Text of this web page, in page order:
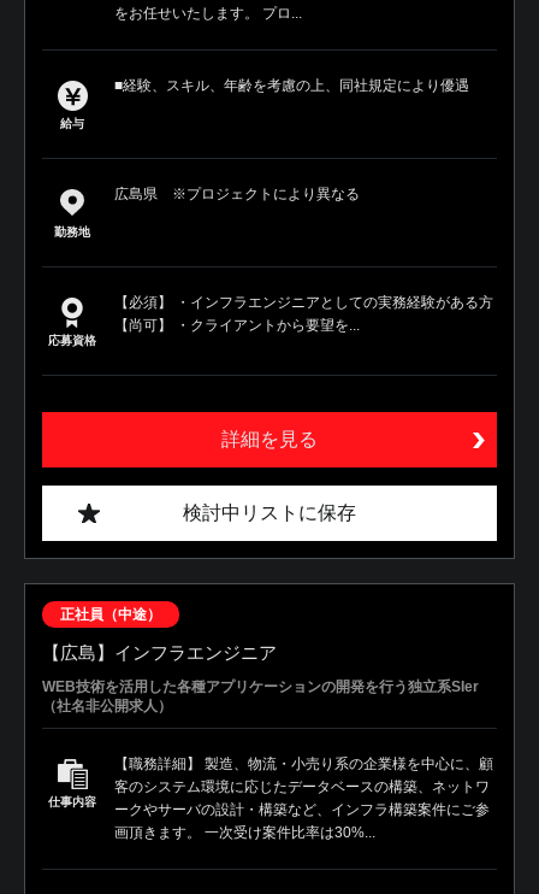
をお任せいたします。 プロ...
給与
■経験、スキル、年齢を考慮の上、同社規定により優遇
勤務地
広島県 ※プロジェクトにより異なる
応募資格
【必須】 ・インフラエンジニアとしての実務経験がある方
【尚可】 ・クライアントから要望を...
詳細を見る
検討中リストに保存
正社員（中途）
【広島】インフラエンジニア
WEB技術を活用した各種アプリケーションの開発を行う独立系SIer
（社名非公開求人）
仕事内容
【職務詳細】 製造、物流・小売り系の企業様を中心に、顧
客のシステム環境に応じたデータベースの構築、ネットワ
ークやサーバの設計・構築など、インフラ構築案件にご参
画頂きます。 一次受け案件比率は30%...